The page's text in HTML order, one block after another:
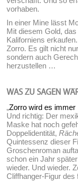
vorhaben.
In einer Mine lässt
Mit diesem Gold,
Kaliforniens
Zorro. Es gilt nicht
sondern auch
herzustellen …
WAS ZU SAGEN
„Zorro wird es
Und richtig: Der
Maske hat noch
Doppelidentität,
Quintessenz dieser
Groschenroman
schon ein Jahr
wieder. Und wieder.
Cliffhanger-Figur des